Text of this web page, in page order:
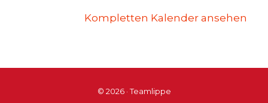
Kompletten Kalender ansehen
© 2026 · Teamlippe